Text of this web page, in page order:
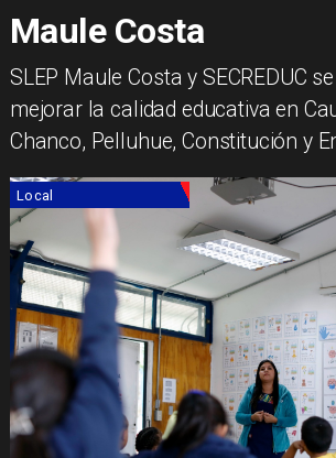
Maule Costa
SLEP Maule Costa y SECREDUC
mejorar la calidad educativa en
Chanco, Pelluhue, Constitución y
Local